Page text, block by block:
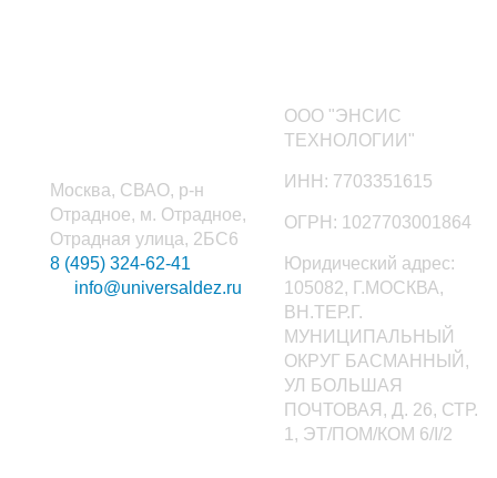
Москва, СВАО, р-н
Отрадное, м. Отрадное,
Отрадная улица, 2БС6
8 (495) 324-62-41
info@universaldez.ru
ООО "ЭНСИС
ТЕХНОЛОГИИ"
ИНН: 7703351615
ОГРН: 1027703001864
Юридический адрес:
105082, Г.МОСКВА,
ВН.ТЕР.Г.
МУНИЦИПАЛЬНЫЙ
ОКРУГ БАСМАННЫЙ,
УЛ БОЛЬШАЯ
ПОЧТОВАЯ, Д. 26, СТР.
1, ЭТ/ПОМ/КОМ 6/I/2